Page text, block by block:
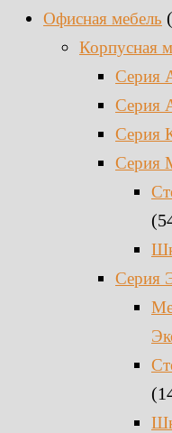
Офисная мебель
Корпусная
Серия
Серия
Серия
Серия
Серия